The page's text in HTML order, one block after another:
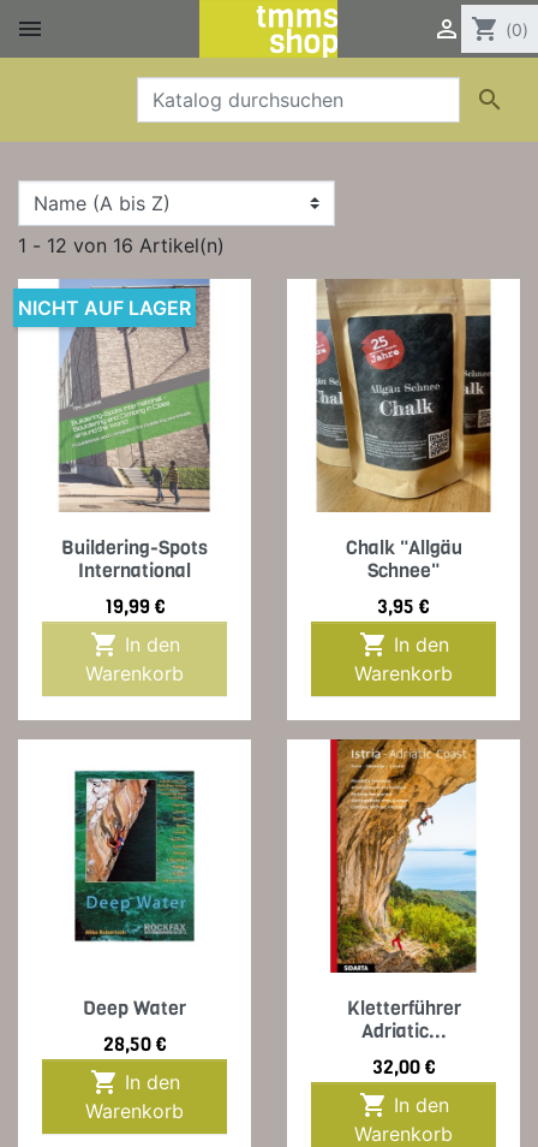
  shopping_cart (0)

1 - 12 von 16 Artikel(n)
Buildering-Spots
International
Preis
19,99 €

Warenkorb
NICHT AUF LAGER
Chalk "Allgäu
Schnee"
Preis
3,95 €

Warenkorb
Deep Water
Preis
28,50 €

Warenkorb
Kletterführer
Adriatic...
Preis
32,00 €

Warenkorb